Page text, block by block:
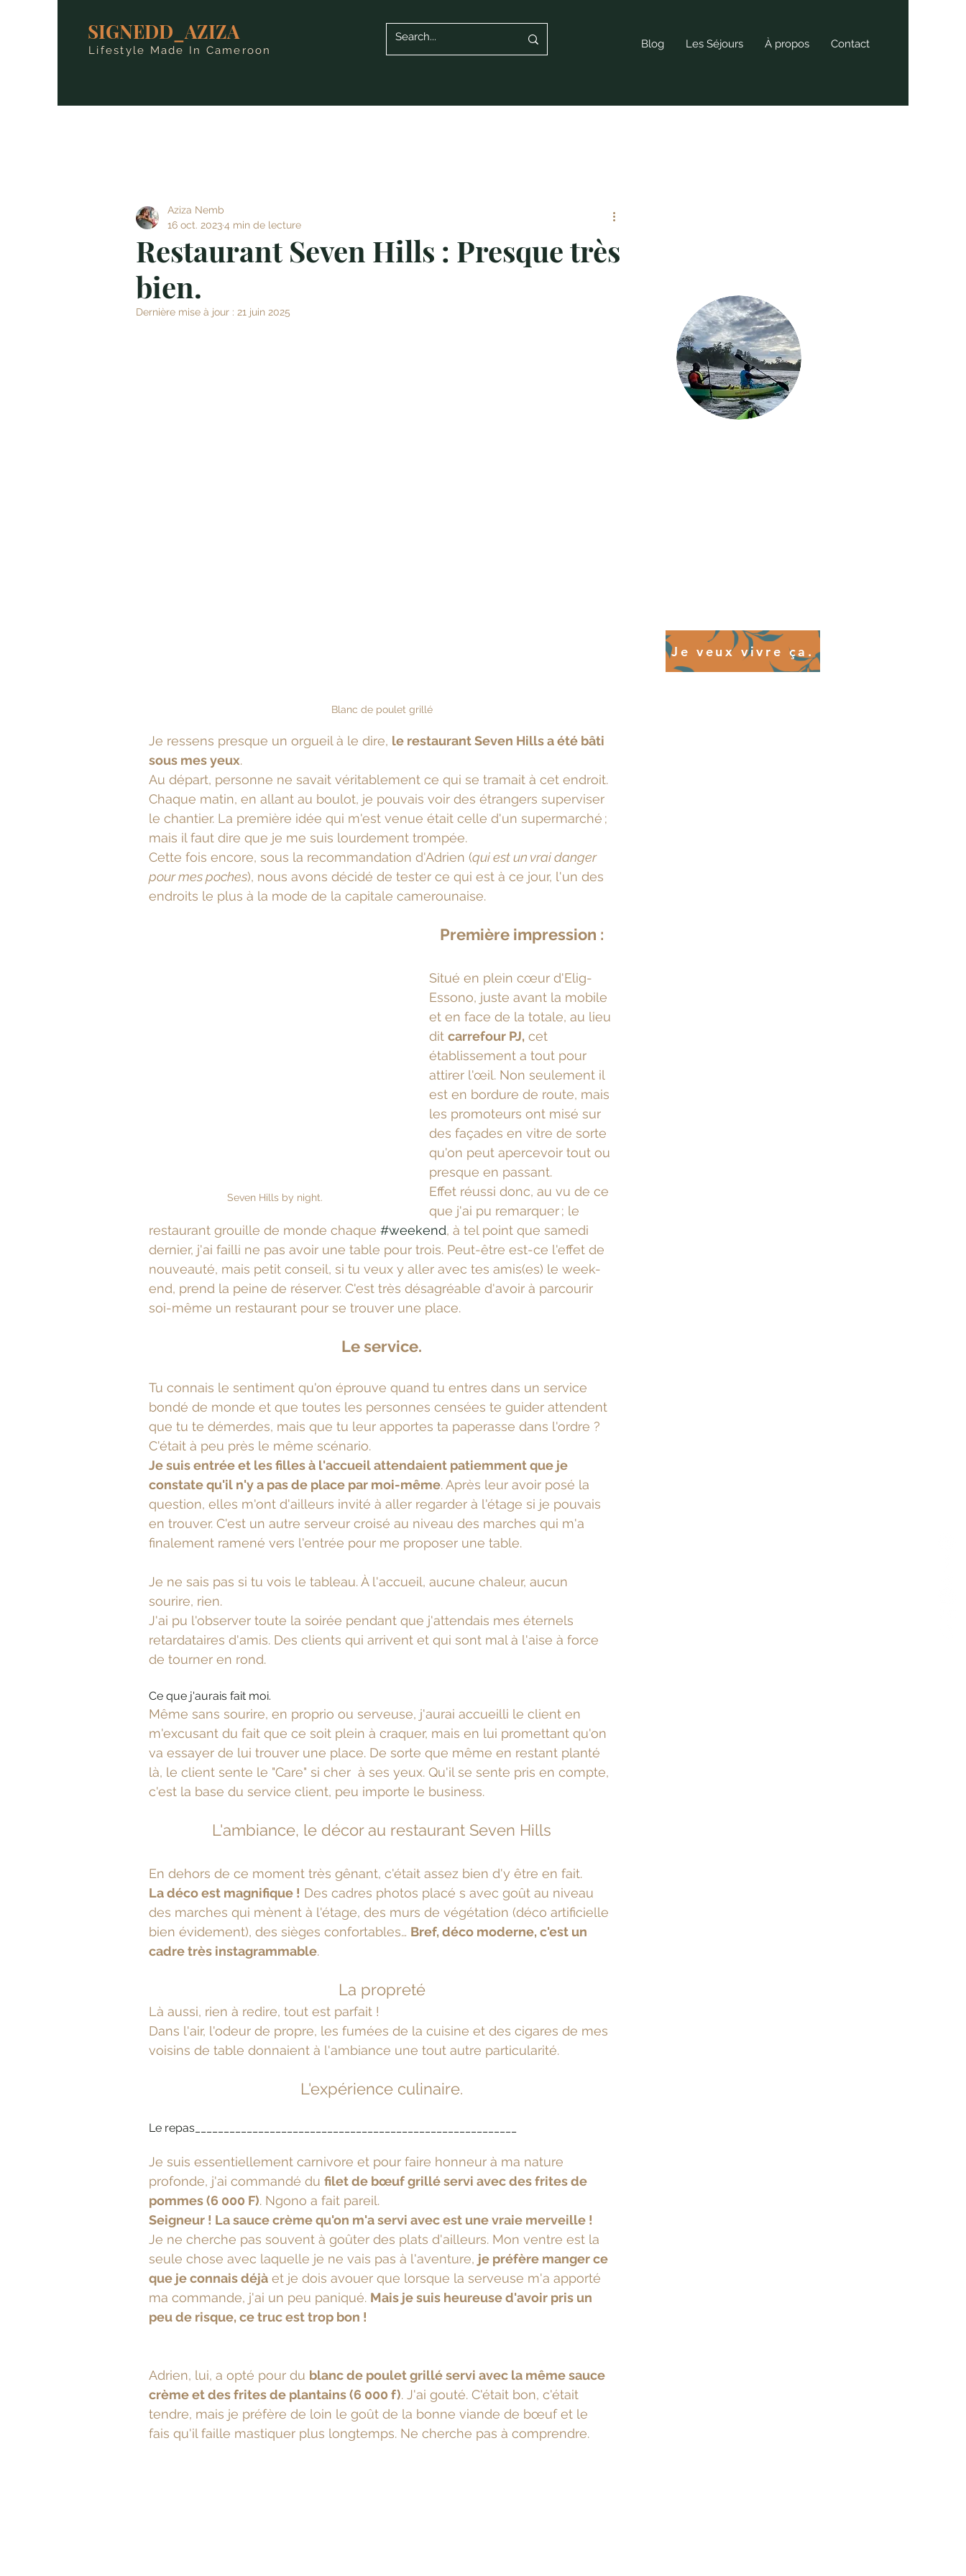
SIGNEDD_AZIZA
Lifestyle Made In Cameroon Blog Les Séjours À propos Contact
Restaurant Seven Hills : Presque très
bien.
Aziza Nemb
16 oct. 20234 min de lecture
Dernière mise à jour : 21 juin 2025
Blanc de poulet grillé
Je ressens presque un orgueil à le dire, le restaurant Seven Hills a été bâti
sous mes yeux.
Au départ, personne ne savait véritablement ce qui se tramait à cet endroit.
Chaque matin, en allant au boulot, je pouvais voir des étrangers superviser
le chantier. La première idée qui m'est venue était celle d'un supermarché ;
mais il faut dire que je me suis lourdement trompée.
Cette fois encore, sous la recommandation d'Adrien (qui est un vrai danger
pour mes poches), nous avons décidé de tester ce qui est à ce jour, l'un des
endroits le plus à la mode de la capitale camerounaise.
Seven Hills by night.
Première impression :
Situé en plein cœur d'Elig-
Essono, juste avant la mobile
et en face de la totale, au lieu
dit carrefour PJ, cet
établissement a tout pour
attirer l'œil. Non seulement il
est en bordure de route, mais
les promoteurs ont misé sur
des façades en vitre de sorte
qu'on peut apercevoir tout ou
presque en passant.
Effet réussi donc, au vu de ce
que j'ai pu remarquer ; le
restaurant grouille de monde chaque #weekend, à tel point que samedi
dernier, j'ai failli ne pas avoir une table pour trois. Peut-être est-ce l'effet de
nouveauté, mais petit conseil, si tu veux y aller avec tes amis(es) le week-
end, prend la peine de réserver. C'est très désagréable d'avoir à parcourir
soi-même un restaurant pour se trouver une place.
Le service.
Tu connais le sentiment qu'on éprouve quand tu entres dans un service
bondé de monde et que toutes les personnes censées te guider attendent
que tu te démerdes, mais que tu leur apportes ta paperasse dans l'ordre ?
C'était à peu près le même scénario.
Je suis entrée et les filles à l'accueil attendaient patiemment que je
constate qu'il n'y a pas de place par moi-même. Après leur avoir posé la
question, elles m'ont d'ailleurs invité à aller regarder à l'étage si je pouvais
en trouver. C'est un autre serveur croisé au niveau des marches qui m'a
finalement ramené vers l'entrée pour me proposer une table.
Je ne sais pas si tu vois le tableau. À l'accueil, aucune chaleur, aucun
sourire, rien.
J'ai pu l'observer toute la soirée pendant que j'attendais mes éternels
retardataires d'amis. Des clients qui arrivent et qui sont mal à l'aise à force
de tourner en rond.
Ce que j'aurais fait moi.
Même sans sourire, en proprio ou serveuse, j'aurai accueilli le client en
m'excusant du fait que ce soit plein à craquer, mais en lui promettant qu'on
va essayer de lui trouver une place. De sorte que même en restant planté
là, le client sente le "Care" si cher  à ses yeux. Qu'il se sente pris en compte,
c'est la base du service client, peu importe le business.
L'ambiance, le décor au restaurant Seven Hills
En dehors de ce moment très gênant, c'était assez bien d'y être en fait.
La déco est magnifique ! Des cadres photos placé s avec goût au niveau
des marches qui mènent à l'étage, des murs de végétation (déco artificielle
bien évidement), des sièges confortables… Bref, déco moderne, c'est un
cadre très instagrammable.
La propreté
Là aussi, rien à redire, tout est parfait !
Dans l'air, l'odeur de propre, les fumées de la cuisine et des cigares de mes
voisins de table donnaient à l'ambiance une tout autre particularité.
L'expérience culinaire.
Le repas________________________________________________________
Je suis essentiellement carnivore et pour faire honneur à ma nature
profonde, j'ai commandé du filet de bœuf grillé servi avec des frites de
pommes (6 000 F). Ngono a fait pareil.
Seigneur ! La sauce crème qu'on m'a servi avec est une vraie merveille !
Je ne cherche pas souvent à goûter des plats d'ailleurs. Mon ventre est la
seule chose avec laquelle je ne vais pas à l'aventure, je préfère manger ce
que je connais déjà et je dois avouer que lorsque la serveuse m'a apporté
ma commande, j'ai un peu paniqué. Mais je suis heureuse d'avoir pris un
peu de risque, ce truc est trop bon !
Adrien, lui, a opté pour du blanc de poulet grillé servi avec la même sauce
crème et des frites de plantains (6 000 f). J'ai gouté. C'était bon, c'était
tendre, mais je préfère de loin le goût de la bonne viande de bœuf et le
fais qu'il faille mastiquer plus longtemps. Ne cherche pas à comprendre.
Je veux vivre ça.